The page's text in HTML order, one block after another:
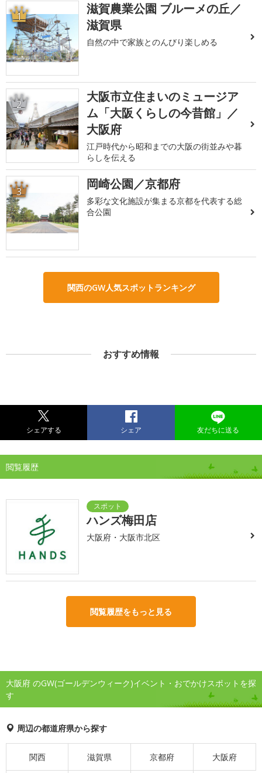
1
滋賀農業公園 ブルーメの丘／
滋賀県
自然の中で家族とのんびり楽しめる
2
大阪市立住まいのミュージア
ム「大阪くらしの今昔館」／
大阪府
江戸時代から昭和までの大阪の街並みや暮
らしを伝える
3 岡崎公園／京都府
多彩な文化施設が集まる京都を代表する総
合公園
関西のGW人気スポットランキング
おすすめ情報
シェアする シェア 友だちに送る
閲覧履歴
ハンズ梅田店
大阪府・大阪市北区
閲覧履歴をもっと見る
大阪府 のGW(ゴールデンウィーク)イベント・おでかけスポットを探
す
周辺の都道府県から探す
関西 滋賀県 京都府 大阪府